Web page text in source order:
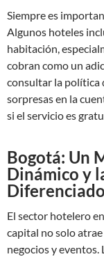
Siempre es
Algunos hoteles
habitación,
cobran como un
consultar la política
sorpresas en la
si el servicio es
Bogotá: Un
Dinámico y
El sector hotelero
capital no solo
negocios y eventos.